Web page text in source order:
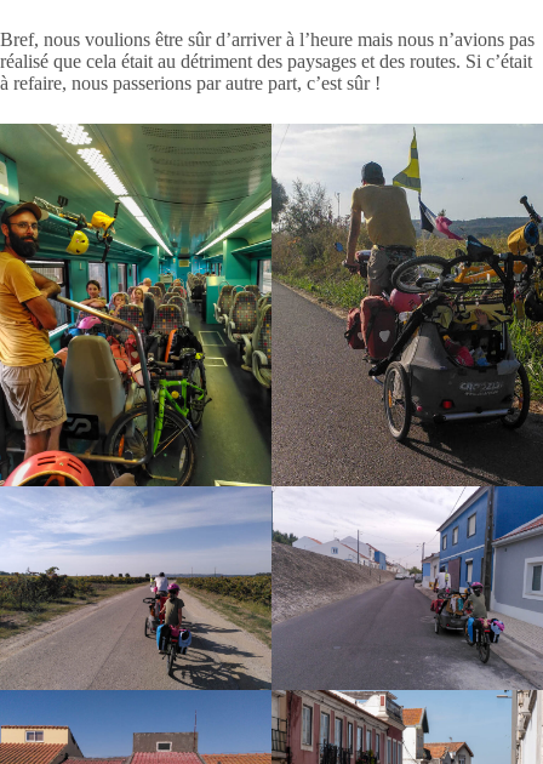
Bref, nous voulions être sûr d’arriver à l’heure mais nous n’avions pas
réalisé que cela était au détriment des paysages et des routes. Si c’était
à refaire, nous passerions par autre part, c’est sûr !